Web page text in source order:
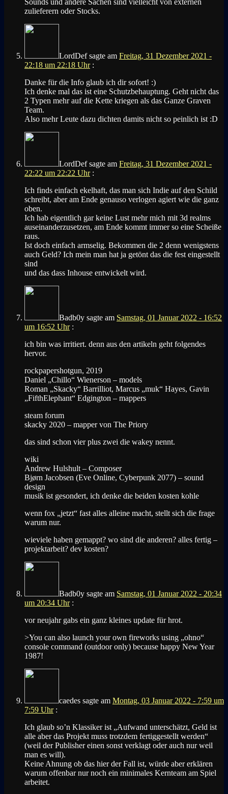
zulieferern oder Stocks.
LordDefsagte am Freitag, 31 Dezember 2021 -
22:18 um 22:18 Uhr :
Danke für die Info glaub ich dir sofort! :)
Ich denke mal das ist eine Schutzbehauptung. Geht nicht das
2 Typen mehr auf die Kette kriegen als das Ganze Graven
Team.
Also mehr Leute dazu dichten damits nicht so peinlich ist :D
LordDefsagte am Freitag, 31 Dezember 2021 -
22:22 um 22:22 Uhr :
Ich finds einfach ekelhaft, das man sich Indie auf den Schild
schreibt, aber am Ende genauso verlogen agiert wie die ganz
oben.
Ich hab eigentlich gar keine Lust mehr mich mit 3d realms
auseinanderzusetzen, am Ende kommt immer so eine Scheiße
raus.
Ist doch einfach armselig. Bekommen die 2 denn wenigstens
auch Geld? Ich mein man hat ja getönt das die fest eingestellt
sind
und das dass Inhouse entwickelt wird.
Badb0y sagte am Samstag, 01 Januar 2022 - 16:52
um 16:52 Uhr :
ich bin was irritiert. denn aus den artikeln geht folgendes
hervor.
rockpapershotgun, 2019
Daniel „Chillo“ Wienerson – models
Roman „Skacky“ Barrilliot, Marcus „muk“ Hayes, Gavin
„FifthElephant“ Edgington – mappers
steam forum
skacky 2020 – mapper von The Priory
das sind schon vier plus zwei die wakey nennt.
wiki
Andrew Hulshult – Composer
Bjørn Jacobsen (Eve Online, Cyberpunk 2077) – sound
design
musik ist gesondert, ich denke die beiden kosten kohle
wenn fox „jetzt“ fast alles alleine macht, stellt sich die frage
warum nur.
wieviele haben gemappt? wo sind die anderen? alles fertig –
projektarbeit? dev kosten?
Badb0y sagte am Samstag, 01 Januar 2022 - 20:34
um 20:34 Uhr :
vor neujahr gabs ein ganz kleines update für hrot.
>You can also launch your own fireworks using „ohno“
console command (outdoor only) because happy New Year
1987!
caedes sagte am Montag, 03 Januar 2022 - 7:59 um
7:59 Uhr :
Ich glaub so’n Klassiker ist „Aufwand unterschätzt, Geld ist
alle aber das Projekt muss trotzdem fertiggestellt werden“
(weil der Publisher einen sonst verklagt oder auch nur weil
man es will).
Keine Ahnung ob das hier der Fall ist, würde aber erklären
warum offenbar nur noch ein minimales Kernteam am Spiel
arbeitet.